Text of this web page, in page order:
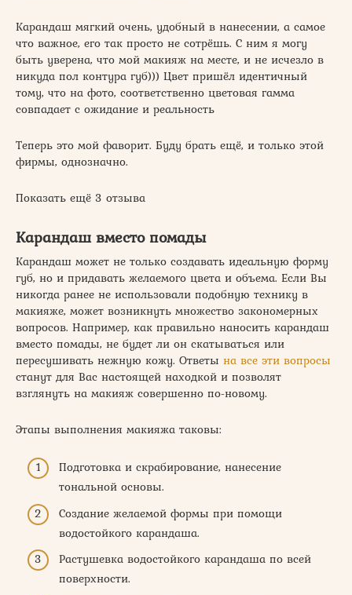
Карандаш мягкий очень, удобный в нанесении, а самое
что важное, его так просто не сотрёшь. С ним я могу
быть уверена, что мой макияж на месте, и не исчезло в
никуда пол контура губ))) Цвет пришёл идентичный
тому, что на фото, соответственно цветовая гамма
совпадает с ожидание и реальность
Теперь это мой фаворит. Буду брать ещё, и только этой
фирмы, однозначно.
Показать ещё 3 отзыва
Карандаш вместо помады
Карандаш может не только создавать идеальную форму
губ, но и придавать желаемого цвета и объема. Если Вы
никогда ранее не использовали подобную технику в
макияже, может возникнуть множество закономерных
вопросов. Например, как правильно наносить карандаш
вместо помады, не будет ли он скатываться или
пересушивать нежную кожу. Ответы на все эти вопросы
станут для Вас настоящей находкой и позволят
взглянуть на макияж совершенно по-новому.
Этапы выполнения макияжа таковы:
Подготовка и скрабирование, нанесение
тональной основы.
Создание желаемой формы при помощи
водостойкого карандаша.
Растушевка водостойкого карандаша по всей
поверхности.